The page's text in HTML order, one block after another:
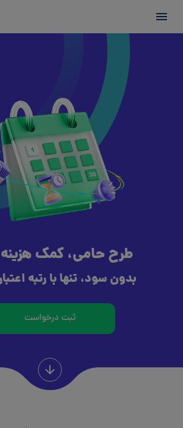
طرح حامی، کمک
بدون سود، تنها با رتبه
ثبت درخواست